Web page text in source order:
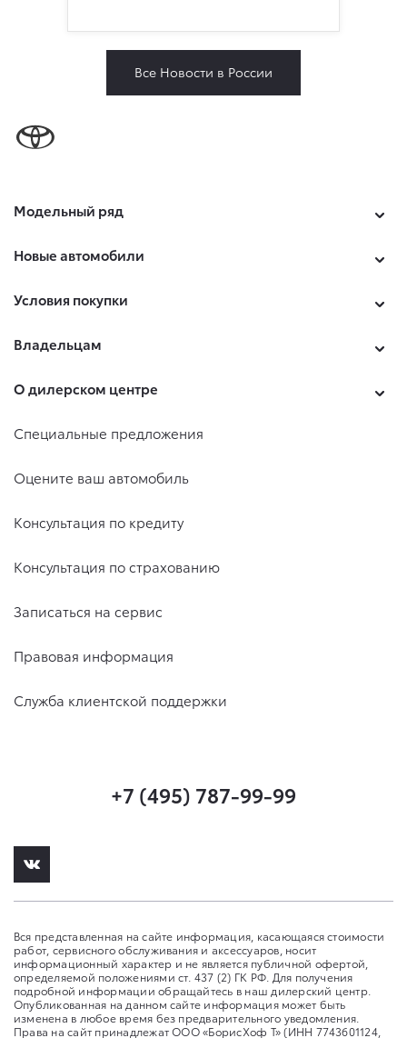
Все Новости в России
Модельный ряд
Новые автомобили
Условия покупки
Владельцам
О дилерском центре
Специальные предложения
Оцените ваш автомобиль
Консультация по кредиту
Консультация по страхованию
Записаться на сервис
Правовая информация
Служба клиентской поддержки
+7 (495) 787-99-99
Вся представленная на сайте информация, касающаяся стоимости
работ, сервисного обслуживания и аксессуаров, носит
информационный характер и не является публичной офертой,
определяемой положениями ст. 437 (2) ГК РФ. Для получения
подробной информации обращайтесь в наш дилерский центр.
Опубликованная на данном сайте информация может быть
изменена в любое время без предварительного уведомления.
Права на сайт принадлежат ООО «БорисХоф Т» (ИНН 7743601124,